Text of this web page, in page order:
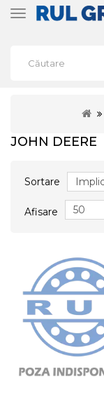
Toggle
JOHN DEERE
Sortare
Afisare